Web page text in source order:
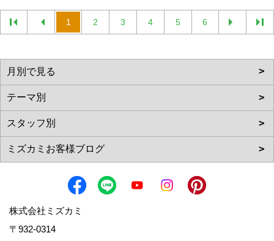
1 2 3 4 5 6
株式会社ミズカミ
〒932-0314